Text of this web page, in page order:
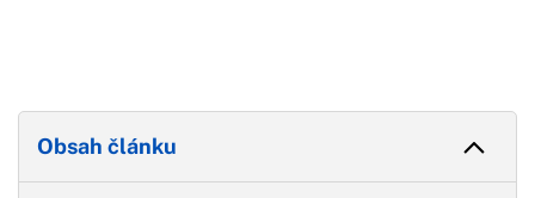
Obsah článku